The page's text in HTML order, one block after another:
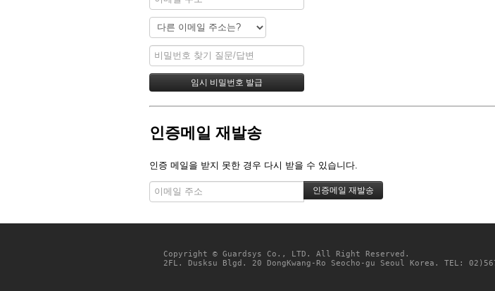
인증메일 재발송
인증 메일을 받지 못한 경우 다시 받을 수 있습니다.
Copyright © Guardsys Co., LTD. All Right Reserved.
2FL. Dusksu Blgd. 20 DongKwang-Ro Seocho-gu Seoul Korea. TEL: